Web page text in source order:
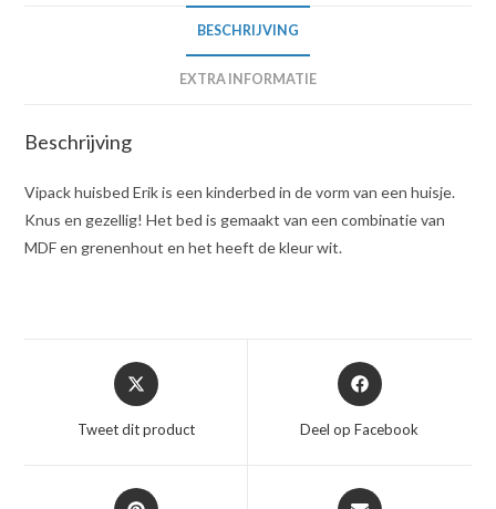
BESCHRIJVING
EXTRA INFORMATIE
Beschrijving
Vipack huisbed Erik is een kinderbed in de vorm van een huisje.
Knus en gezellig! Het bed is gemaakt van een combinatie van
MDF en grenenhout en het heeft de kleur wit.
Opent
in
nieuw
Tweet dit product
Opent
in
nieuw
Deel op Facebook
Opent
Opent